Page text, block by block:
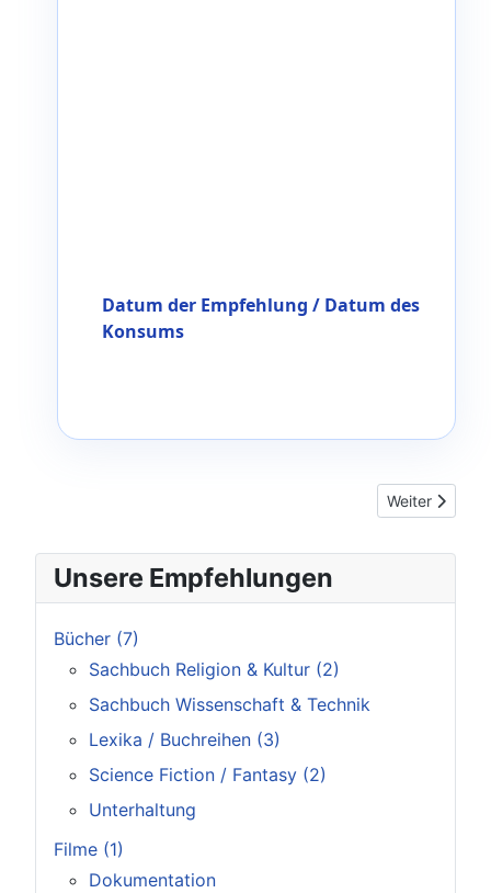
Unsere Empfehlungen
Bücher (7)
Sachbuch Religion & Kultur (2)
Sachbuch Wissenschaft & Technik
Lexika / Buchreihen (3)
Science Fiction / Fantasy (2)
Unterhaltung
Filme (1)
Dokumentation
Datum der Empfehlung / Datum des
Konsums
Nächster
Weiter